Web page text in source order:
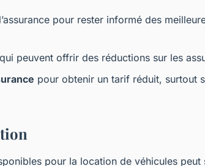
pour rester informé des
peuvent offrir des réductions sur les
pour obtenir un tarif réduit, surtout
pour la location de véhicules peut